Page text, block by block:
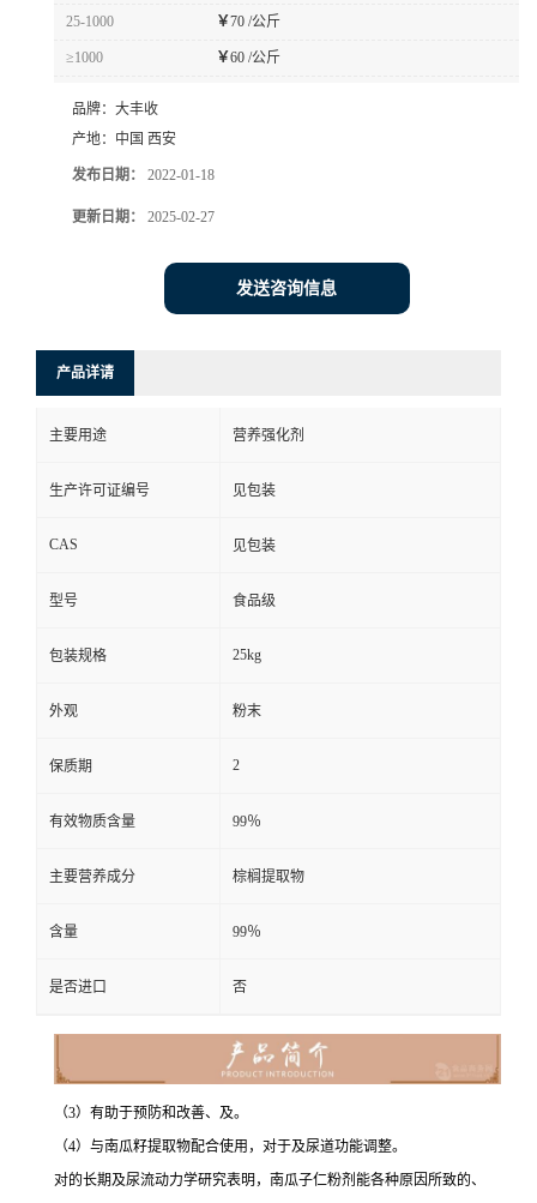
25-1000 ￥70 /公斤
≥1000 ￥60 /公斤
品牌： 大丰收
产地： 中国 西安
发布日期： 2022-01-18
更新日期： 2025-02-27
发送咨询信息
产品详请
主要用途 营养强化剂
生产许可证编号 见包装
CAS 见包装
型号 食品级
包装规格 25kg
外观 粉末
保质期 2
有效物质含量 99％
主要营养成分 棕榈提取物
含量 99％
是否进口 否
（3）有助于预防和改善、及。
（4）与南瓜籽提取物配合使用，对于及尿道功能调整。
对的长期及尿流动力学研究表明，南瓜子仁粉剂能各种原因所致的、